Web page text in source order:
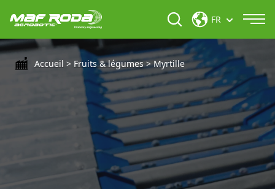
FR
Accueil > Fruits & légumes> Myrtille